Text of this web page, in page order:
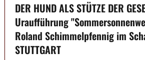
DER HUND ALS STÜTZE DER
Uraufführung
Roland Schimmelpfennig im
STUTTGART